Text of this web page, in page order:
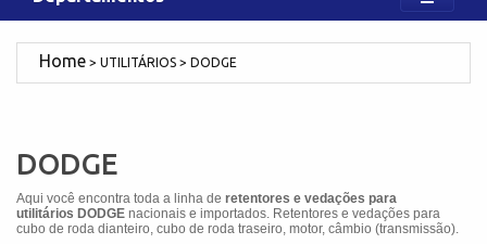
UTILITÁRIOS DODGE
DODGE
Aqui você encontra toda a linha de retentores e vedações para
utilitários DODGE nacionais e importados. Retentores e vedações para
cubo de roda dianteiro, cubo de roda traseiro, motor, câmbio (transmissão).